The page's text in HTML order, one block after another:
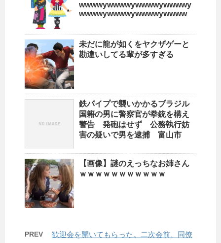
wwwwywwwwywwwwywwwwy
wwwwywwwwywwwwywwww
未だに龍が如くをヤクザゲーと
勘違いしてる輩が多すぎる
鉄パイプで襲いかかるブラジル
国籍の男に警察官が拳銃を構え
警告 発砲はせず 公務執行妨
害の疑いで男を逮捕 富山市
【画像】謎のえっちなお姉さん
ｗｗｗｗｗｗｗｗｗｗｗ
PREV
歓迎会を開いてもらった。二次会前、同僚